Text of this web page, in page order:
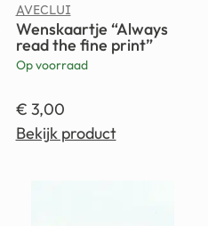
AVECLUI
Wenskaartje “Always
read the fine print”
Op voorraad
€ 3,00
Bekijk product